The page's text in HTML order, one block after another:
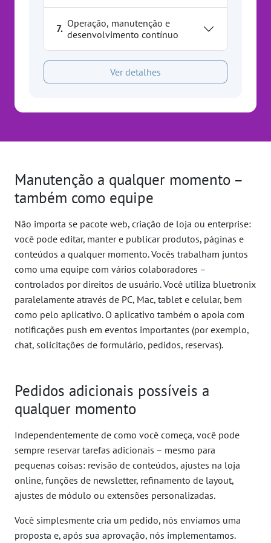
7. Operação, manutenção e
desenvolvimento contínuo
Ver detalhes
Manutenção a qualquer momento –
também como equipe
Não importa se pacote web, criação de loja ou enterprise:
você pode editar, manter e publicar produtos, páginas e
conteúdos a qualquer momento. Vocês trabalham juntos
como uma equipe com vários colaboradores –
controlados por direitos de usuário. Você utiliza bluetronix
paralelamente através de PC, Mac, tablet e celular, bem
como pelo aplicativo. O aplicativo também o apoia com
notificações push em eventos importantes (por exemplo,
chat, solicitações de formulário, pedidos, reservas).
Pedidos adicionais possíveis a
qualquer momento
Independentemente de como você começa, você pode
sempre reservar tarefas adicionais – mesmo para
pequenas coisas: revisão de conteúdos, ajustes na loja
online, funções de newsletter, refinamento de layout,
ajustes de módulo ou extensões personalizadas.
Você simplesmente cria um pedido, nós enviamos uma
proposta e, após sua aprovação, nós implementamos.